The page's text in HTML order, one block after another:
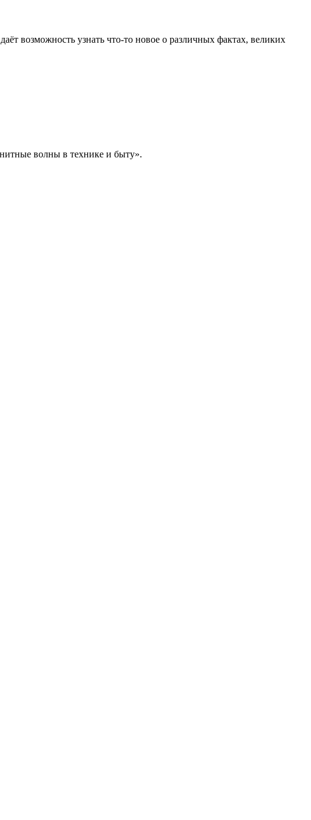
возможность узнать что-то новое о различных фактах, великих
волны в технике и быту».